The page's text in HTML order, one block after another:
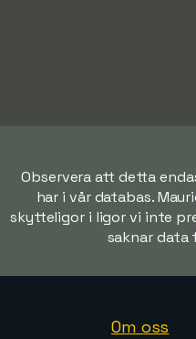
Observera att detta
har i vår databas.
skytteligor i ligor vi inte
saknar
Om oss